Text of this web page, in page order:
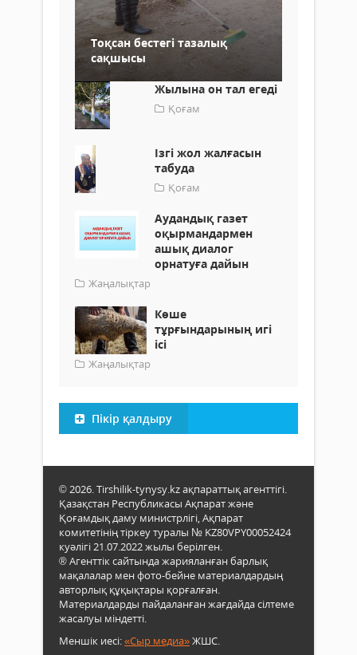
Тоқсан бестегі тазалық
сақшысы
Жылына он тал егеді
Қоғам
Ізгі жол жалғасын
табуда
Қоғам
Аудандық газет
оқырмандармен
ашық диалог
орнатуға дайын
Жаңалықтар
Көше
тұрғындарының игі
ісі
Жаңалықтар
Пікір қалдыру
© 2026. Tirshilik-tynysy.kz ақпараттық агенттігі.
Қазақстан Республикасы Ақпарат және
Қоғамдық даму министрлігі, Ақпарат
комитетінің тіркеу туралы № KZ80VPY00052424
куәлігі 21.07.2022 жылы берілген.
® Агенттік сайтында жарияланған барлық
мақалалар мен фото-бейне материалдардың
авторлық құқықтары қорғалған.
Материалдарды пайдаланған жағдайда сілтеме
жасалуы міндетті.
Меншік иесі:«Сыр медиа»ЖШС.